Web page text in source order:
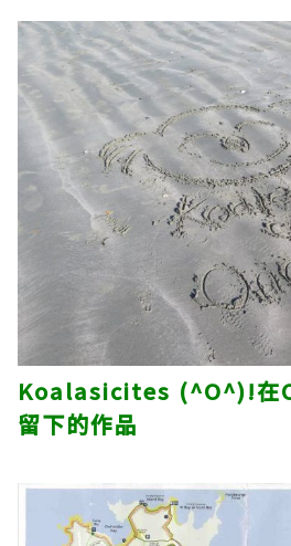
Koalasicites (^O^)!在
留下的作品